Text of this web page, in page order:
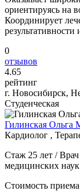
ориентируясь на
Координирует
0
отзывов
4.65
рейтинг
г. Новосибирск,
Студенческая
Гилинская Ольга
Кардиолог ,
Стаж 25 лет /
медицинских наук
Стоимость